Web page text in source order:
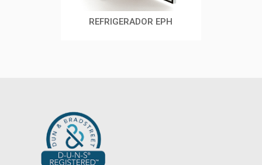
REFRIGERADOR EPH
REFRIGERADOR VACUNAS